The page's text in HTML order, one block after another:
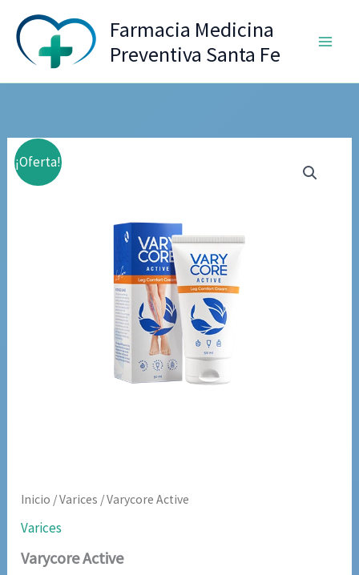
contenido
Farmacia Medicina
Preventiva Santa Fe
¡Oferta!
Inicio /Varices / Varycore Active
Varices
Varycore Active